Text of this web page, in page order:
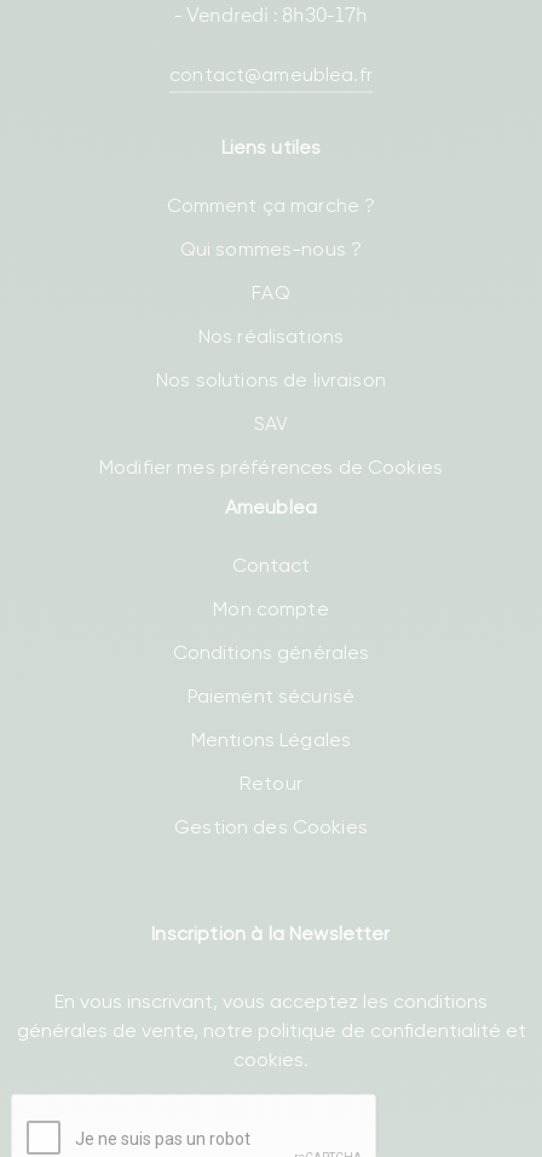
- Vendredi : 8h30-17h
contact@ameublea.fr
Liens utiles
Comment ça marche ?
Qui sommes-nous ?
FAQ
Nos réalisations
Nos solutions de livraison
SAV
Modifier mes préférences de Cookies
Ameublea
Contact
Mon compte
Conditions générales
Paiement sécurisé
Mentions Légales
Retour
Gestion des Cookies
Inscription à la Newsletter
En vous inscrivant, vous acceptez les conditions
générales de vente, notre politique de confidentialité et
cookies.